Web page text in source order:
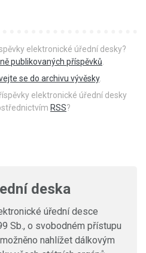
elektronické úřední desky?
publikovaných příspěvků
se do archivu vývěsky.
elektronické úřední desky
RSS?
deska
úřední desce
Sb., o svobodném přístupu
nahlížet dálkovým